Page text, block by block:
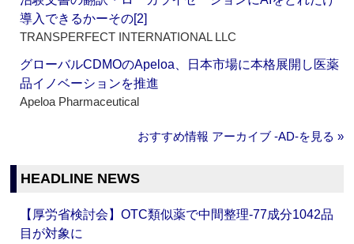
導入できるかーその[2]
TRANSPERFECT INTERNATIONAL LLC
グローバルCDMOのApeloa、日本市場に本格展開し医薬
品イノベーションを推進
Apeloa Pharmaceutical
おすすめ情報 アーカイブ ‐AD‐を見る »
HEADLINE NEWS
【厚労省検討会】OTC類似薬で中間整理‐77成分1042品
目が対象に